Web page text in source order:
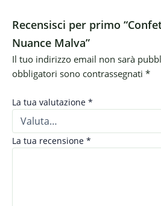
Recensisci per primo
Nuance Malva”
Il tuo indirizzo email non sarà
obbligatori sono contrassegnati *
La tua valutazione *
La tua recensione *